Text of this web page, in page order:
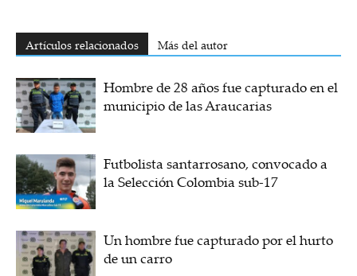
Artículos relacionados Más del autor
Hombre de 28 años fue capturado en el
municipio de las Araucarias
Futbolista santarrosano, convocado a
la Selección Colombia sub-17
Un hombre fue capturado por el hurto
de un carro